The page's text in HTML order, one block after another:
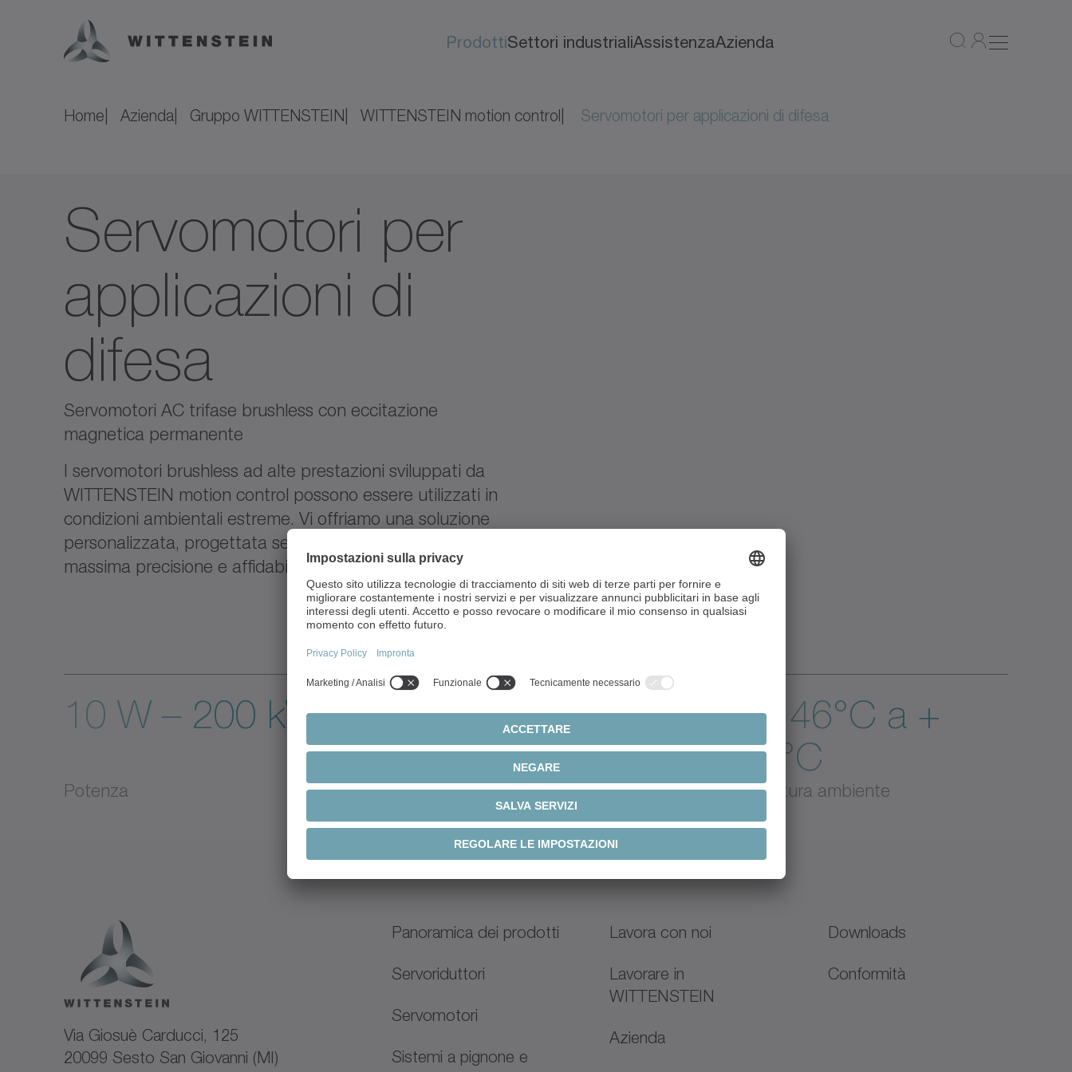
ProdottiSettori industrialiAssistenzaAzienda
Home Azienda Gruppo WITTENSTEIN WITTENSTEIN motion control Servomotori per applicazioni di difesa
Servomotori per
applicazioni di
difesa
Servomotori AC trifase brushless con eccitazione
magnetica permanente
I servomotori brushless ad alte prestazioni sviluppati da
WITTENSTEIN motion control possono essere utilizzati in
condizioni ambientali estreme. Vi offriamo una soluzione
personalizzata, progettata secondo standard militari, con la
massima precisione e affidabilità.
10 W – 200 kW
Potenza
24 V - 650 V
Tensione di alimentazione
da - 46°C a +
250°C
Temperatura ambiente
Via Giosuè Carducci, 125
20099 Sesto San Giovanni (MI)
Panoramica dei prodotti
Servoriduttori
Servomotori
Sistemi a pignone e
Lavora con noi
Lavorare in
WITTENSTEIN
Azienda
Downloads
Conformità